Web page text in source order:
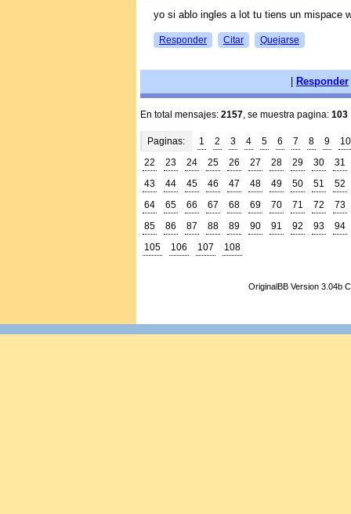
yo si ablo ingles a lot tu tiens un mispace
Responder Citar Quejarse
Responder
En total mensajes: 2157, se muestra pagina: 103
Paginas: 1 2 3 4 5 6 7 8 9
10
22
23 24 25 26 27 28 29 30
31
43
44 45 46 47 48 49 50 51
52
64
65 66 67 68 69 70 71 72
73
85
86 87 88 89 90 91 92 93
94
105
106 107 108
OriginalBB Version 3.04b